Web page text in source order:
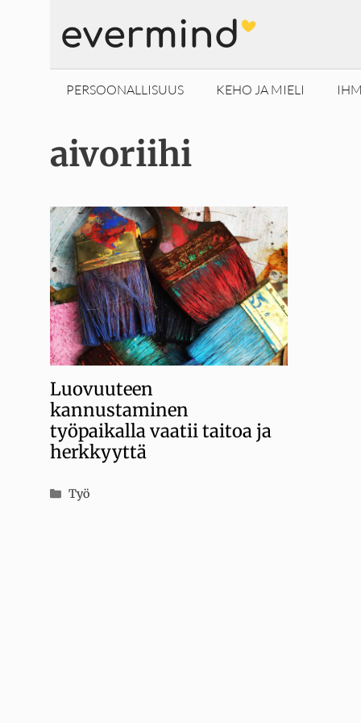
sisältöön
PERSOONALLISUUS KEHO JA MIELI
aivoriihi
Luovuuteen
kannustaminen
työpaikalla vaatii taitoa ja
herkkyyttä
Kategoriat
Työ